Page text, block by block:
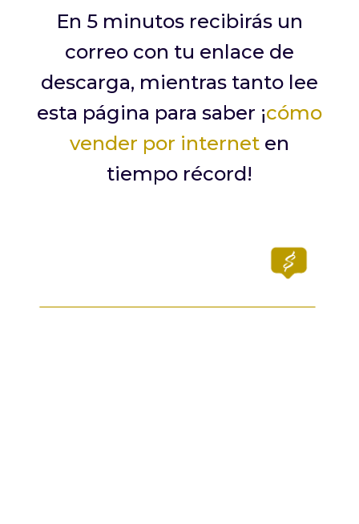
En 5 minutos recibirás un
correo con tu enlace de
descarga, mientras tanto lee
esta página para saber ¡cómo
vender por interneten
tiempo récord!